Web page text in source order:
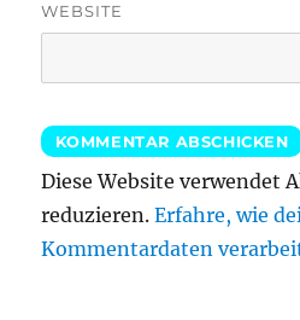
WEBSITE
Diese Website verwendet
reduzieren.Erfahre, wie
Kommentardaten